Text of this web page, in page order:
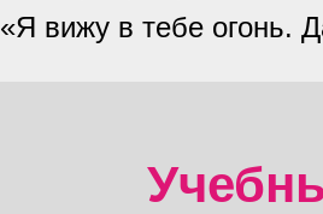
«Я вижу в тебе огонь.